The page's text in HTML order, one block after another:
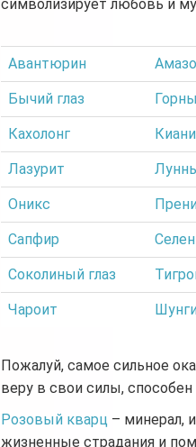
символизирует любовь и
Авантюрин
Бычий глаз
Кахолонг
Лазурит
Оникс
Сапфир
Соколиный глаз
Чароит
Пожалуй, самое сильное
веру в свои силы,
Розовый кварц – минерал,
жизненные страдания и